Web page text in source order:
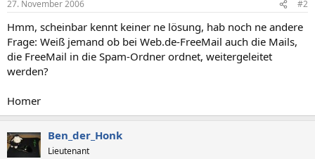
27. November 2006 #2
Hmm, scheinbar kennt keiner ne lösung, hab noch ne andere
Frage: Weiß jemand ob bei Web.de-FreeMail auch die Mails,
die FreeMail in die Spam-Ordner ordnet, weitergeleitet
werden?
Homer
Ben_der_Honk
Lieutenant